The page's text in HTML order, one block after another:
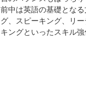
中は英語の基礎とな
、スピーキング、リ
ングといったスキル